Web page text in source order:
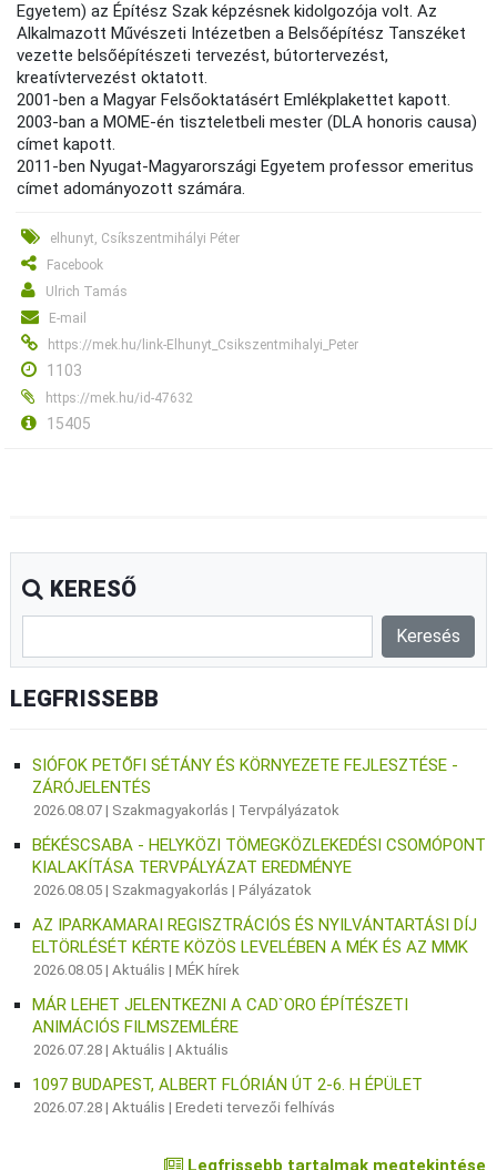
Egyetem) az Építész Szak képzésnek kidolgozója volt. Az
Alkalmazott Művészeti Intézetben a Belsőépítész Tanszéket
vezette belsőépítészeti tervezést, bútortervezést,
kreatívtervezést oktatott.
2001-ben a Magyar Felsőoktatásért Emlékplakettet kapott.
2003-ban a MOME-én tiszteletbeli mester (DLA honoris causa)
címet kapott.
2011-ben Nyugat-Magyarországi Egyetem professor emeritus
címet adományozott számára.
elhunyt, Csíkszentmihályi Péter
Facebook
Ulrich Tamás
E-mail
https://mek.hu/link-Elhunyt_Csikszentmihalyi_Peter
1103
https://mek.hu/id-47632
15405
KERESŐ
LEGFRISSEBB
SIÓFOK PETŐFI SÉTÁNY ÉS KÖRNYEZETE FEJLESZTÉSE -
ZÁRÓJELENTÉS
2026.08.07 | Szakmagyakorlás | Tervpályázatok
BÉKÉSCSABA - HELYKÖZI TÖMEGKÖZLEKEDÉSI CSOMÓPONT
KIALAKÍTÁSA TERVPÁLYÁZAT EREDMÉNYE
2026.08.05 | Szakmagyakorlás |Pályázatok
AZ IPARKAMARAI REGISZTRÁCIÓS ÉS NYILVÁNTARTÁSI DÍJ
ELTÖRLÉSÉT KÉRTE KÖZÖS LEVELÉBEN A MÉK ÉS AZ MMK
2026.08.05 |Aktuális |MÉK hírek
MÁR LEHET JELENTKEZNI A CAD`ORO ÉPÍTÉSZETI
ANIMÁCIÓS FILMSZEMLÉRE
2026.07.28 |Aktuális |Aktuális
1097 BUDAPEST, ALBERT FLÓRIÁN ÚT 2-6. H ÉPÜLET
2026.07.28 |Aktuális |Eredeti tervezői felhívás
Legfrissebb tartalmak megtekintése